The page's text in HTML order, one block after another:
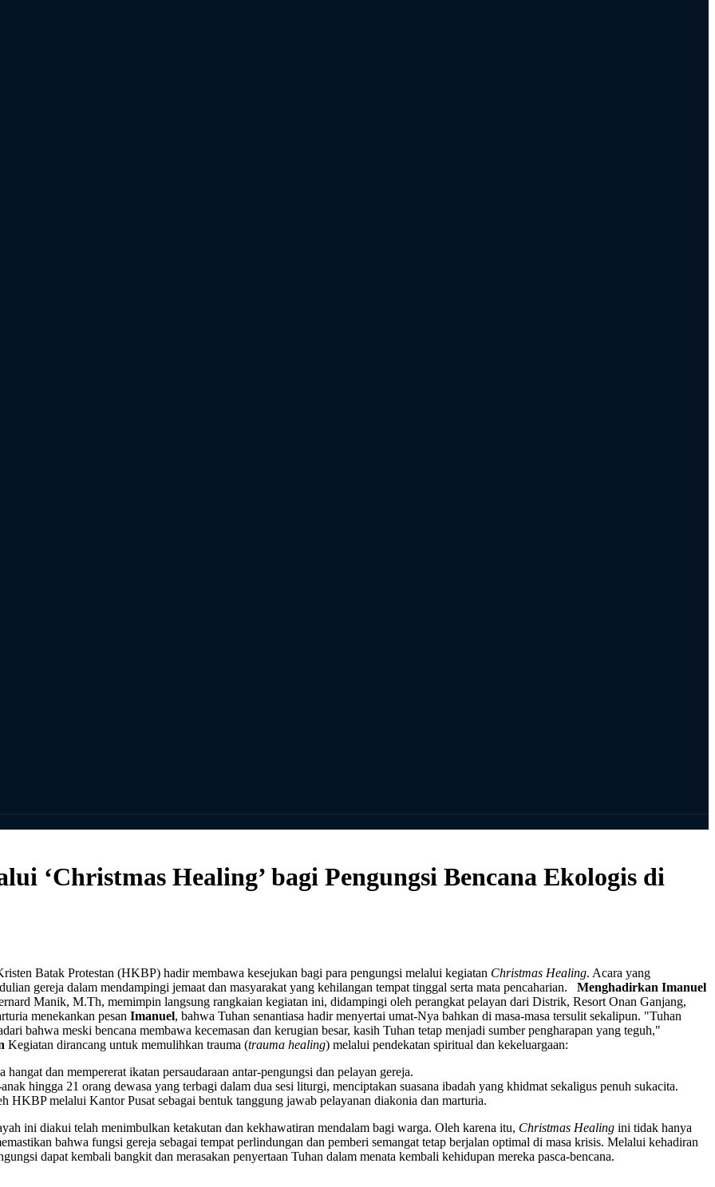
‘Christmas Healing’ bagi Pengungsi Bencana Ekologis di
Batak Protestan (HKBP) hadir membawa kesejukan bagi para pengungsi melalui kegiatan Christmas Healing. Acara yang
gereja dalam mendampingi jemaat dan masyarakat yang kehilangan tempat tinggal serta mata pencaharian. Menghadirkan Imanuel
Manik, M.Th, memimpin langsung rangkaian kegiatan ini, didampingi oleh perangkat pelayan dari Distrik, Resort Onan Ganjang,
menekankan pesan Imanuel, bahwa Tuhan senantiasa hadir menyertai umat-Nya bahkan di masa-masa tersulit sekalipun. "Tuhan
bahwa meski bencana membawa kecemasan dan kerugian besar, kasih Tuhan tetap menjadi sumber pengharapan yang teguh,"
Kegiatan dirancang untuk memulihkan trauma (trauma healing) melalui pendekatan spiritual dan kekeluargaan:
dan mempererat ikatan persaudaraan antar-pengungsi dan pelayan gereja.
hingga 21 orang dewasa yang terbagi dalam dua sesi liturgi, menciptakan suasana ibadah yang khidmat sekaligus penuh sukacita.
HKBP melalui Kantor Pusat sebagai bentuk tanggung jawab pelayanan diakonia dan marturia.
ini diakui telah menimbulkan ketakutan dan kekhawatiran mendalam bagi warga. Oleh karena itu, Christmas Healing ini tidak hanya
bahwa fungsi gereja sebagai tempat perlindungan dan pemberi semangat tetap berjalan optimal di masa krisis. Melalui kehadiran
dapat kembali bangkit dan merasakan penyertaan Tuhan dalam menata kembali kehidupan mereka pasca-bencana.